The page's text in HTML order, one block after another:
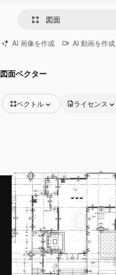
AI 画像を作成 AI 動画を作成
図面ベクター
ベクトル
動画
映像素材
モーショングラフィックス
動画テンプレート
アイコン
3D モデル
フォント
ライセンス
最高のクリエイティ
ットフォーム。クリ
店、スタジオを含む
います。